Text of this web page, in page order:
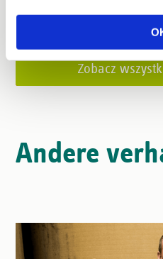
Zobacz
Andere